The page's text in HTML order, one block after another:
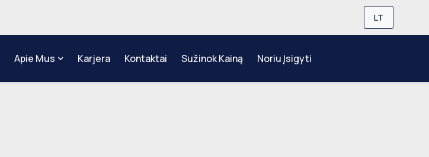
LT
Apie Mus Karjera Kontaktai Sužinok Kainą Noriu Įsigyti